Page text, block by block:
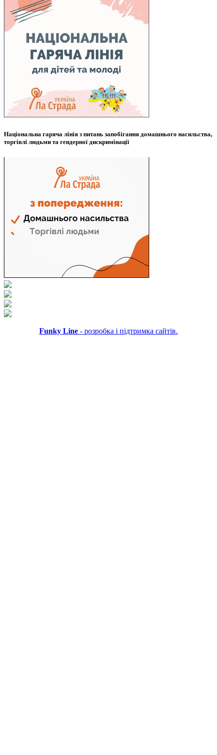
Національна гаряча лінія з питань запобігання домашнього насильства,
торгівлі людьми та гендерної дискримінації
Funky Line - розробка і підтримка сайтів.